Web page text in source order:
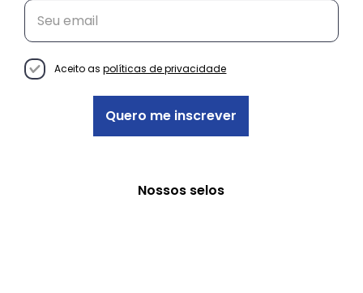
Do “Oi!” ao Cliente Fiel: como a
Aceito as políticas de privacidade
Quero me inscrever
Nossos selos